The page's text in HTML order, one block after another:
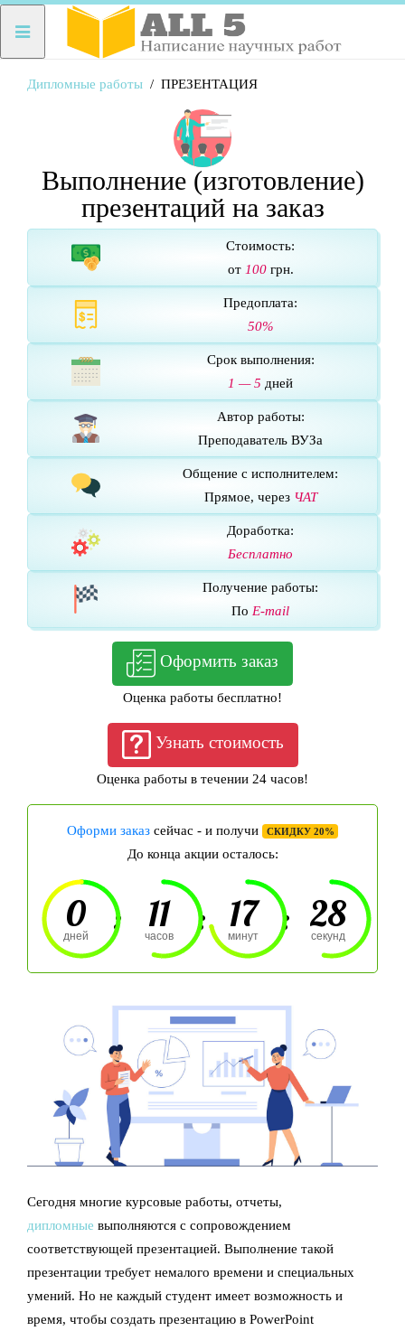
Дипломные работы ПРЕЗЕНТАЦИЯ
Выполнение (изготовление)
презентаций на заказ
Стоимость:
от 100грн.
Предоплата:
50%
Срок выполнения:
1 — 5 дней
Автор работы:
Преподаватель ВУЗа
Общение с исполнителем:
Прямое, через ЧАТ
Доработка:
Бесплатно
Получение работы:
По E-mail
Оформить заказ
Оценка работы бесплатно!
Узнать стоимость
Оценка работы в течении 24 часов!
Оформи заказ сейчас - и получи СКИДКУ 20%
До конца акции осталось:
0
дней : 11
часов : 17
минут : 27
секунд
Сегодня многие курсовые работы, отчеты,
дипломные выполняются с сопровождением
соответствующей презентацией. Выполнение такой
презентации требует немалого времени и специальных
умений. Но не каждый студент имеет возможность и
время, чтобы создать презентацию в PowerPoint